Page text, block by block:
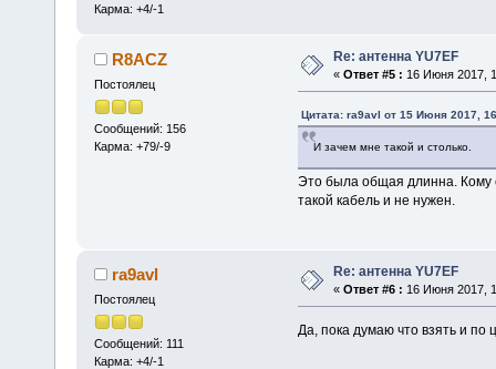
Карма: +4/-1
R8ACZ
Постоялец
Сообщений: 156
Карма: +79/-9
Re: антенна YU7EF
« Ответ #5 : 16 Июня 2017,
Цитата: ra9avl от 15 Июня 2017,
И зачем мне такой и столько.
Это была общая длинна. Кому
такой кабель и не нужен.
ra9avl
Постоялец
Сообщений: 111
Карма: +4/-1
Re: антенна YU7EF
« Ответ #6 : 16 Июня 2017,
Да, пока думаю что взять и по